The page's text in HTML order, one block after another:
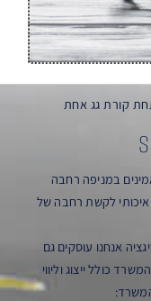
קורת גג אחת
במניפה רחבה
לקשת רחבה של
אנחנו עוסקים גם
כולל ייצוג וליווי